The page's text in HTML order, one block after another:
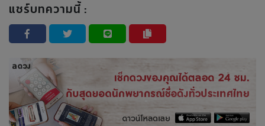
แชร์บทความนี้ :